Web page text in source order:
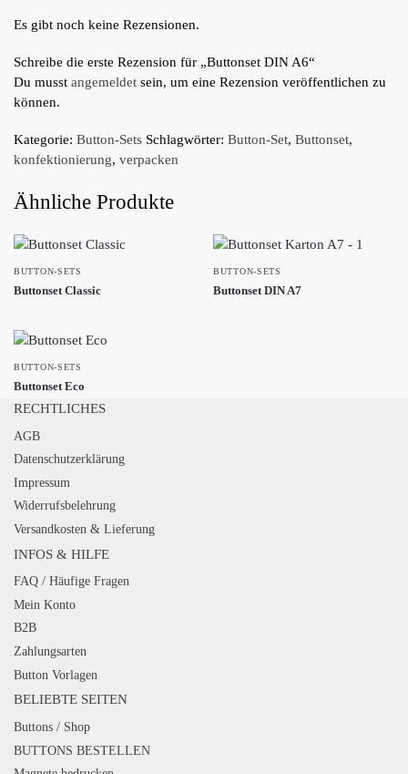
Es gibt noch keine Rezensionen.
Schreibe die erste Rezension für „Buttonset DIN A6“
Du musst angemeldet sein, um eine Rezension veröffentlichen zu
können.
Kategorie: Button-Sets Schlagwörter: Button-Set, Buttonset,
konfektionierung, verpacken
Ähnliche Produkte
BUTTON-SETS
Buttonset Classic
BUTTON-SETS
Buttonset DIN A7
BUTTON-SETS
Buttonset Eco
RECHTLICHES
AGB
Datenschutzerklärung
Impressum
Widerrufsbelehrung
Versandkosten & Lieferung
INFOS & HILFE
FAQ / Häufige Fragen
Mein Konto
B2B
Zahlungsarten
Button Vorlagen
BELIEBTE SEITEN
Buttons / Shop
BUTTONS BESTELLEN